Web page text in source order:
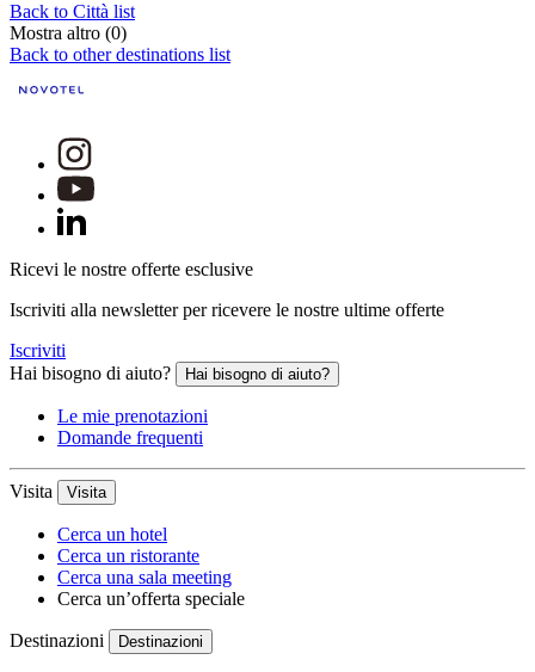
Back to Città list
Mostra altro (0)
Back to other destinations list
Ricevi le nostre offerte esclusive
Iscriviti alla newsletter per ricevere le nostre ultime offerte
Iscriviti
Hai bisogno di aiuto?
Hai bisogno di aiuto?
Le mie prenotazioni
Domande frequenti
Visita Visita
Cerca un hotel
Cerca un ristorante
Cerca una sala meeting
Cerca un’offerta speciale
Destinazioni Destinazioni